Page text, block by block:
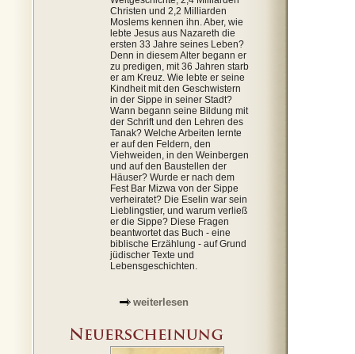
Christen und 2,2 Milliarden
Moslems kennen ihn. Aber, wie
lebte Jesus aus Nazareth die
ersten 33 Jahre seines Leben?
Denn in diesem Alter begann er
zu predigen, mit 36 Jahren starb
er am Kreuz. Wie lebte er seine
Kindheit mit den Geschwistern
in der Sippe in seiner Stadt?
Wann begann seine Bildung mit
der Schrift und den Lehren des
Tanak? Welche Arbeiten lernte
er auf den Feldern, den
Viehweiden, in den Weinbergen
und auf den Baustellen der
Häuser? Wurde er nach dem
Fest Bar Mizwa von der Sippe
verheiratet? Die Eselin war sein
Lieblingstier, und warum verließ
er die Sippe? Diese Fragen
beantwortet das Buch - eine
biblische Erzählung - auf Grund
jüdischer Texte und
Lebensgeschichten.
weiterlesen